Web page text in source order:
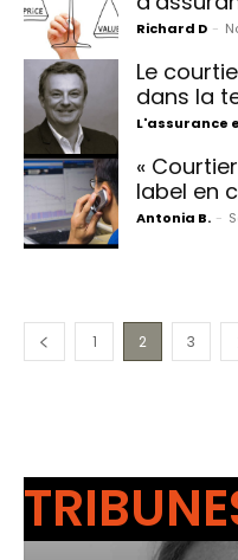
Richard D -
Le
dans la
L'assurance
«
label en
Antonia B. -
1 2 3